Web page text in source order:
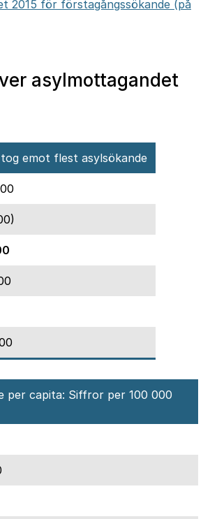
2015 för förstagångssökande (på
asylmottagandet
emot flest asylsökande
per capita: Siffror per 100 000